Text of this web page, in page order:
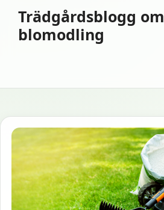
innehåll
Trädgårdsblogg om
blomodling